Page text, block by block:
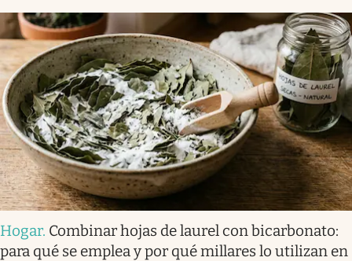
Hogar. Combinar hojas de laurel con bicarbonato:
para qué se emplea y por qué millares lo utilizan en